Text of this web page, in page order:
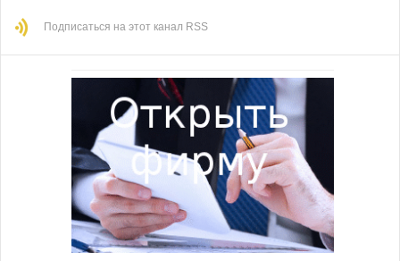
Подписаться на этот канал RSS